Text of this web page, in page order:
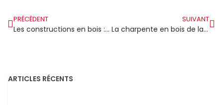
PRÉCÉDENT
Les constructions en bois : un atout pour l’environnement et un précurseur de la RE 2020
SUIVANT
La charpente en bois de la salle des fêtes de Cléguer est maintenant achevée
ARTICLES RÉCENTS